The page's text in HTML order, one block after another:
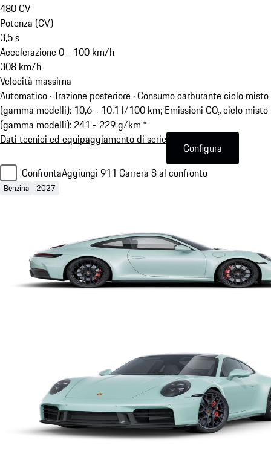
480CV
Potenza (CV)
3,5s
Accelerazione 0 - 100 km/h
308 km/h
Velocità massima
Automatico · Trazione posteriore ·Consumo carburante ciclo misto
(gamma modelli): 10,6 - 10,1 l/100 km; Emissioni CO₂ ciclo misto
(gamma modelli): 241 - 229 g/km *
Dati tecnici ed equipaggiamento di serie
Configura
ConfrontaAggiungi 911 Carrera S al confronto
Benzina 2027